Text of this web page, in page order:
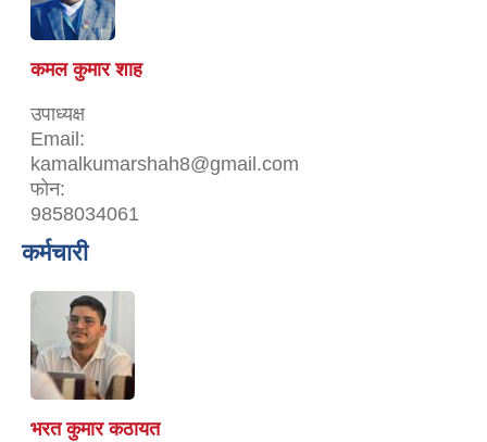
कमल कुमार शाह
उपाध्यक्ष
Email:
kamalkumarshah8@gmail.com
फोन:
9858034061
कर्मचारी
भरत कुमार कठायत